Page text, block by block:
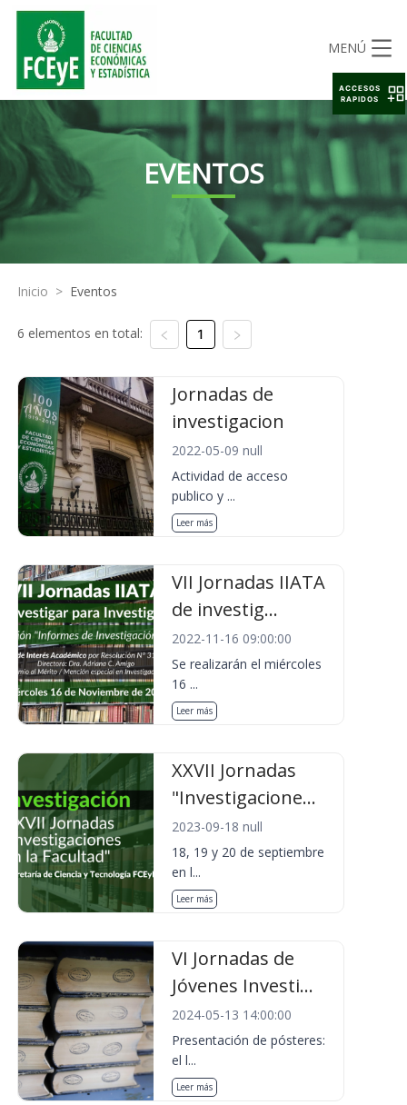
MENÚ
EVENTOS
Inicio > Eventos
6 elementos en total: 1
Jornadas de
investigacion
2022-05-09 null
Actividad de acceso
publico y ...
Leer más
VII Jornadas IIATA
de investig...
2022-11-16 09:00:00
Se realizarán el miércoles
16 ...
Leer más
XXVII Jornadas
"Investigacione...
2023-09-18 null
18, 19 y 20 de septiembre
en l...
Leer más
VI Jornadas de
Jóvenes Investi...
2024-05-13 14:00:00
Presentación de pósteres:
el l...
Leer más
ACCESOS
RAPIDOS